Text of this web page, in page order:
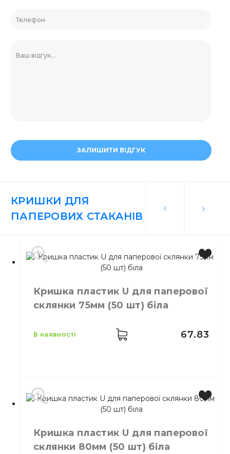
ЗАЛИШИТИ ВІДГУК
КРИШКИ ДЛЯ
ПАПЕРОВИХ СТАКАНІВ
Кришка пластик U для паперової
склянки 75мм (50 шт) біла
Білий
Кількість в
упаковці
50,шт.
в наявності 67.83
Кришка пластик U для паперової
склянки 80мм (50 шт) біла